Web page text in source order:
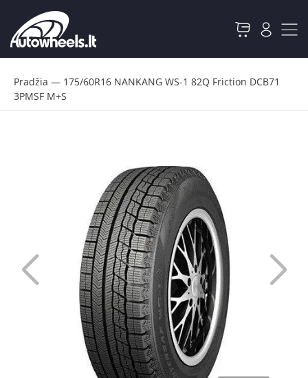
Pradžia — 175/60R16 NANKANG WS-1 82Q Friction DCB71
3PMSF M+S